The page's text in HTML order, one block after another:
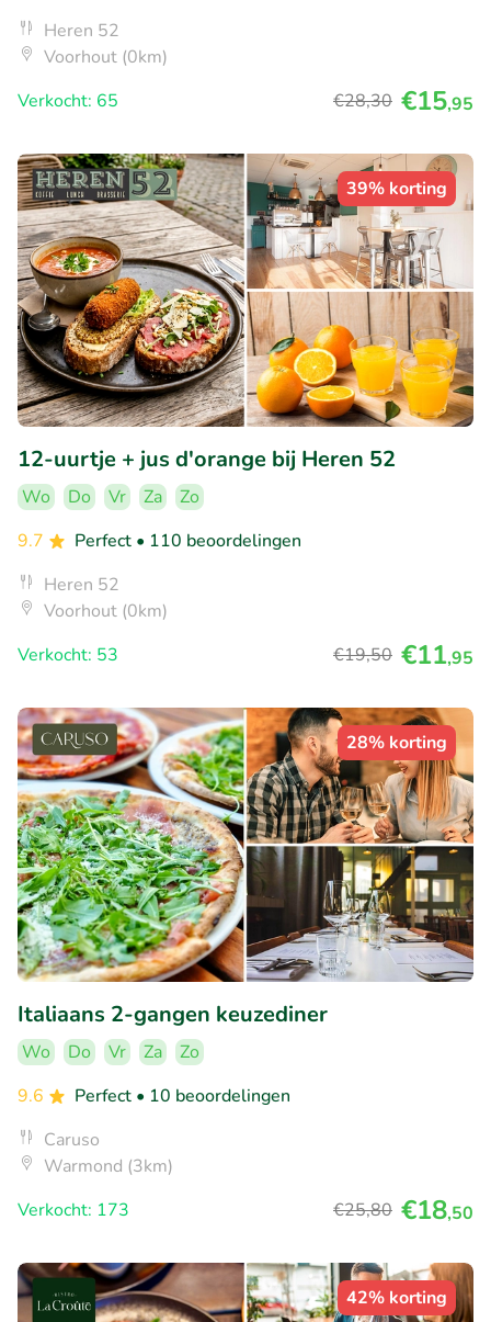
Heren 52
Voorhout (0km)
Verkocht: 65
€28,30 €15,95
39% korting
12-uurtje + jus d'orange bij Heren 52
Wo Do Vr Za
Zo
9.7
Perfect • 110 beoordelingen
Heren 52
Voorhout (0km)
Verkocht: 53
€19,50 €11,95
28% korting
Italiaans 2-gangen keuzediner
Wo Do Vr Za
Zo
9.6
Perfect • 10 beoordelingen
Caruso
Warmond (3km)
Verkocht: 173
€25,80 €18,50
42% korting